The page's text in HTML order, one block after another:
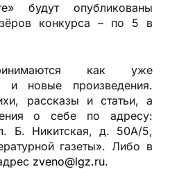
будут опубликованы
конкурса – по 5 в
как уже
и новые произведения.
рассказы и статьи, а
о себе по адресу:
Б. Никитская, д. 50А/5,
газеты». Либо в
zveno@lgz.ru.